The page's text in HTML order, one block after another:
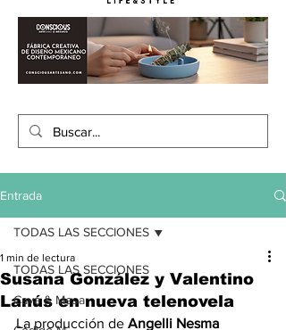
Entrada
TODAS LAS SECCIONES
Cava & Mesa
TODAS LAS SECCIONES
Susana González y Valentino
Lanús en nueva telenovela
1 min de lectura
La producción de Angelli Nesma